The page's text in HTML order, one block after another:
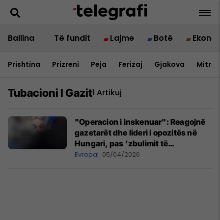
Ballina Të fundit Lajme Botë
Prishtina Prizreni Peja Ferizaj Gjakova
Tubacioni I Gazit1 Artikuj
"Operacion i inskenuar": Reagojnë
gazetarët dhe lideri i opozitës në
Hungari, pas ‘zbulimit të
eksplozivëve pranë tubacionit të
Evropa 05/04/2026